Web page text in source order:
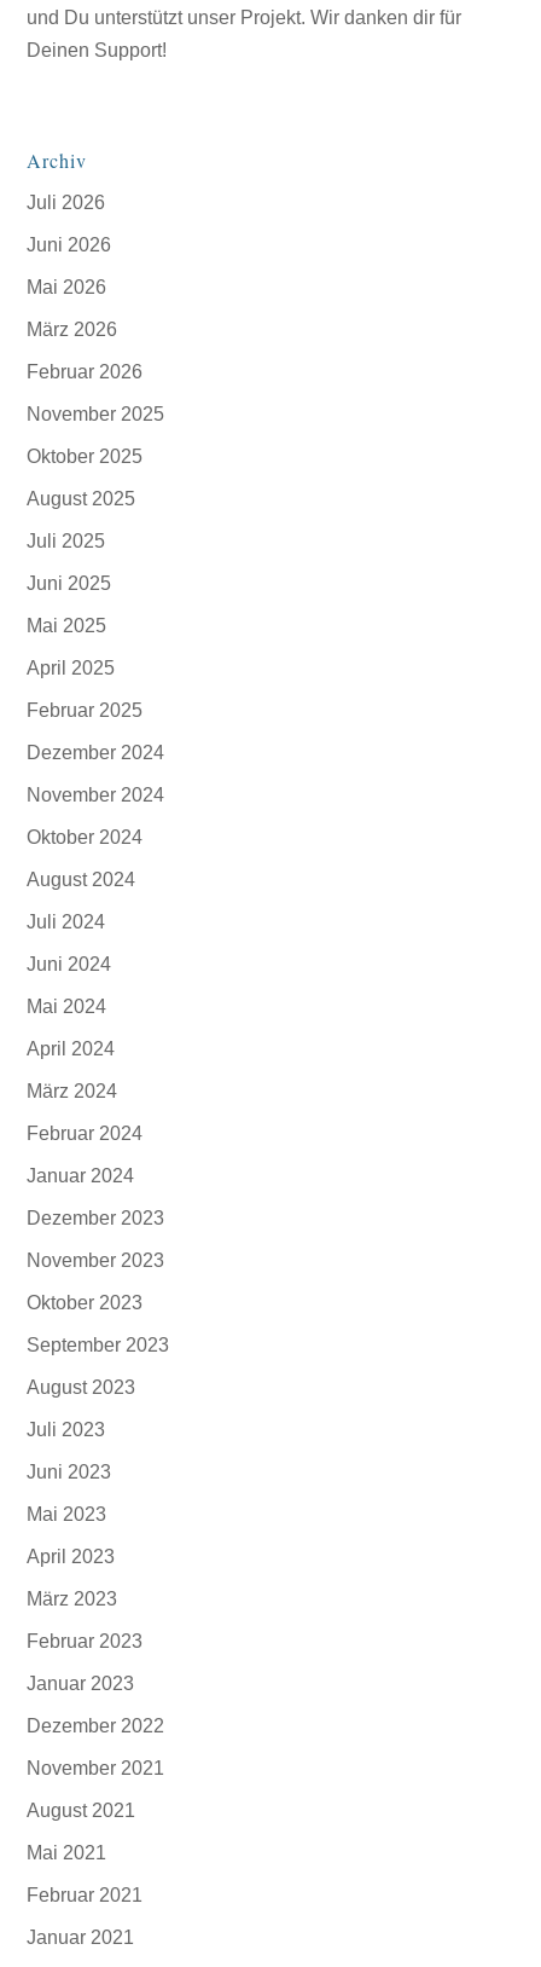
und Du unterstützt unser Projekt. Wir danken dir für
Deinen Support!
Archiv
Juli 2026
Juni 2026
Mai 2026
März 2026
Februar 2026
November 2025
Oktober 2025
August 2025
Juli 2025
Juni 2025
Mai 2025
April 2025
Februar 2025
Dezember 2024
November 2024
Oktober 2024
August 2024
Juli 2024
Juni 2024
Mai 2024
April 2024
März 2024
Februar 2024
Januar 2024
Dezember 2023
November 2023
Oktober 2023
September 2023
August 2023
Juli 2023
Juni 2023
Mai 2023
April 2023
März 2023
Februar 2023
Januar 2023
Dezember 2022
November 2021
August 2021
Mai 2021
Februar 2021
Januar 2021